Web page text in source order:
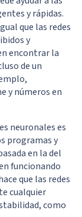
y rápidas.
que las redes
y
encontrar la
de un
y números en
neuronales es
programas y
en la del
funcionando
que las redes
cualquier
como